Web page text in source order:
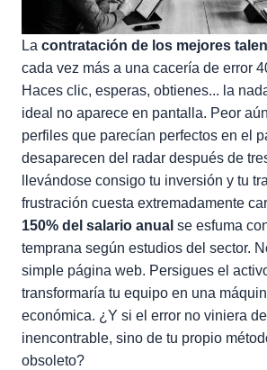
La contratación de los mejores
cada vez más a una cacería de error
Haces clic, esperas, obtienes... la
ideal no aparece en pantalla. Peor
perfiles que parecían perfectos en el
desaparecen del radar después de
llevándose consigo tu inversión y tu
frustración cuesta extremadamente
150% del salario anual se esfuma
temprana según estudios del sector.
simple página web. Persigues el
transformaría tu equipo en una
económica. ¿Y si el error no viniera
inencontrable, sino de tu propio
obsoleto?